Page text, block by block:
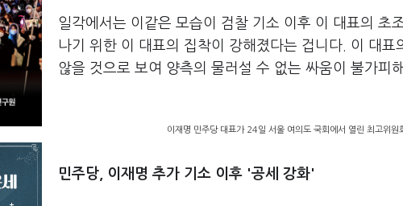
일각에서는 이같은 모습이 검찰 기소 이후 이 대표의 초
나기 위한 이 대표의 집착이 강해졌다는 겁니다. 이 대
않을 것으로 보여 양측의 물러설 수 없는 싸움이 불가피
이재명 민주당 대표가 24일 서울 여의도 국회에서 열린 최고위
민주당, 이재명 추가 기소 이후 '공세 강화'